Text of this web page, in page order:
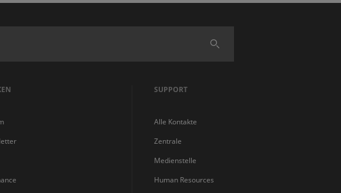
Finden
SUPPORT
Alle Kontakte
Zentrale
Medienstelle
Human Resources